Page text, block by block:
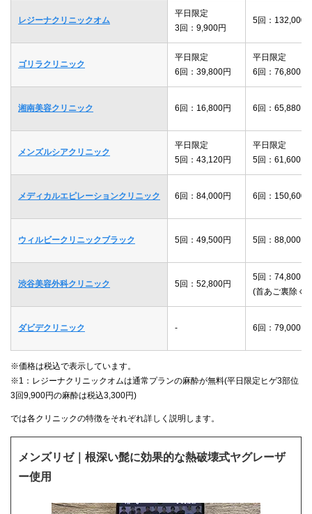
レジーナクリニックオム
平日限定
3回：9,900円
5回：132,000
ゴリラクリニック
平日限定
6回：39,800円
平日限定
6回：76,800円
湘南美容クリニック 6回：16,800円 6回：65,880円
メンズルシアクリニック
平日限定
5回：43,120円
平日限定
5回：61,600円
メディカルエピレーションクリニック 6回：84,000円 6回：150,600
ウィルビークリニックブラック 5回：49,500円 5回：88,000円
渋谷美容外科クリニック 5回：52,800円
5回：74,800円
(首あご裏除く)
ダビデクリニック - 6回：79,000円
※価格は税込で表示しています。
※1：レジーナクリニックオムは通常プランの麻酔が無料(平日限定ヒゲ3部位
3回9,900円の麻酔は税込3,300円)
では各クリニックの特徴をそれぞれ詳しく説明します。
メンズリゼ｜根深い髭に効果的な熱破壊式ヤグレーザ
ー使用